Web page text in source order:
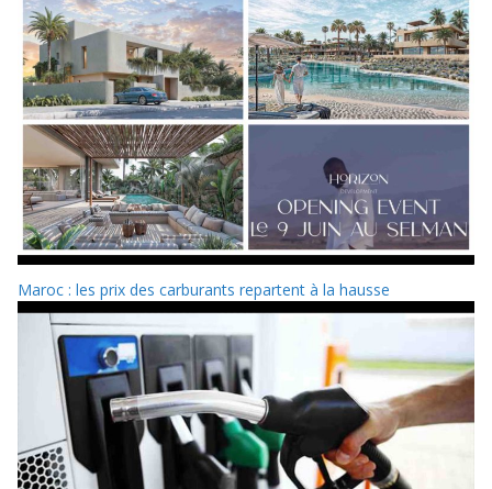
Maroc : les prix des carburants repartent à la hausse